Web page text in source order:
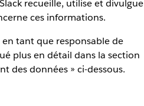
recueille, utilise et divulgue
ces informations.
tant que responsable de
plus en détail dans la section
des données » ci-dessous.